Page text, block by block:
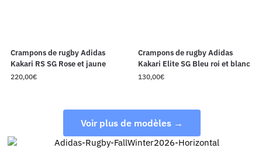
Crampons de rugby Adidas
Kakari RS SG Rose et jaune
220,00€
Crampons de rugby Adidas
Kakari Elite SG Bleu roi et blanc
130,00€
Voir plus de modèles →